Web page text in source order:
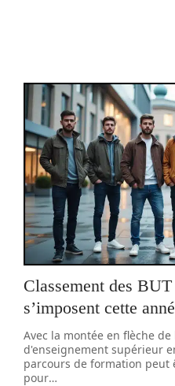
Classement des
s’imposent cette
Avec la montée en flèche
d'enseignement supérieur
parcours de formation peut
pour…